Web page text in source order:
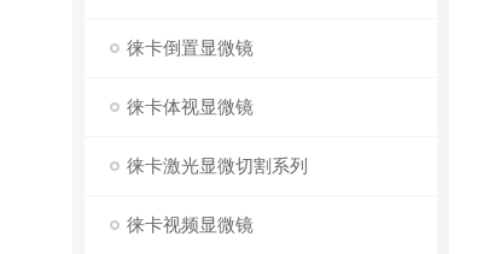
徕卡倒置显微镜
徕卡体视显微镜
徕卡激光显微切割系列
徕卡视频显微镜